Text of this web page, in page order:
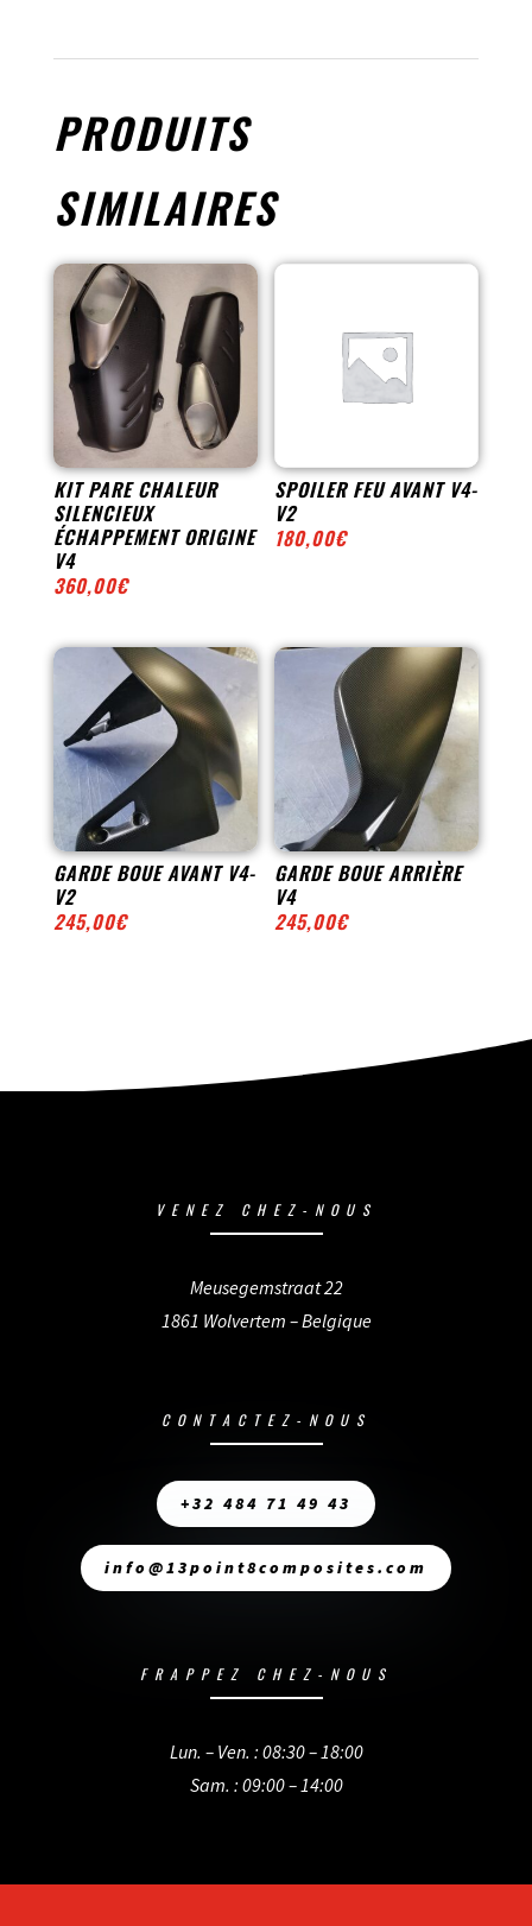
PRODUITS
SIMILAIRES
KIT PARE CHALEUR
SILENCIEUX
ÉCHAPPEMENT ORIGINE
V4
360,00€
SPOILER FEU AVANT V4-
V2
180,00€
GARDE BOUE AVANT V4-
V2
245,00€
GARDE BOUE ARRIÈRE
V4
245,00€
VENEZ CHEZ-NOUS
Meusegemstraat 22
1861 Wolvertem – Belgique
CONTACTEZ-NOUS
+32 484 71 49 43
info@13point8composites.com
FRAPPEZ CHEZ-NOUS
Lun. – Ven. : 08:30 – 18:00
Sam. : 09:00 – 14:00